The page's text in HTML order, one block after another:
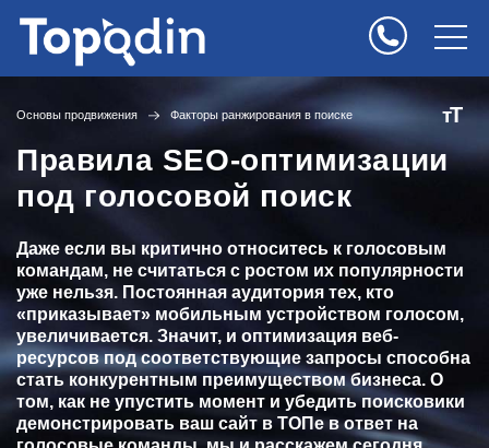
тТ
Основы продвижения Факторы ранжирования в поиске
Правила SEO-оптимизации
под голосовой поиск
Даже если вы критично относитесь к голосовым
командам, не считаться с ростом их популярности
уже нельзя. Постоянная аудитория тех, кто
«приказывает» мобильным устройством голосом,
увеличивается. Значит, и оптимизация веб-
ресурсов под соответствующие запросы способна
стать конкурентным преимуществом бизнеса. О
том, как не упустить момент и убедить поисковики
демонстрировать ваш сайт в ТОПе в ответ на